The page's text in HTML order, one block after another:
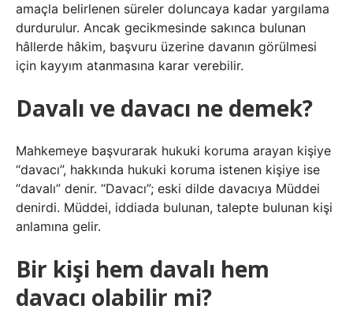
amaçla belirlenen süreler doluncaya kadar yargılama
durdurulur. Ancak gecikmesinde sakınca bulunan
hâllerde hâkim, başvuru üzerine davanın görülmesi
için kayyım atanmasına karar verebilir.
Davalı ve davacı ne demek?
Mahkemeye başvurarak hukuki koruma arayan kişiye
“davacı”, hakkında hukuki koruma istenen kişiye ise
“davalı” denir. “Davacı”; eski dilde davacıya Müddei
denirdi. Müddei, iddiada bulunan, talepte bulunan kişi
anlamına gelir.
Bir kişi hem davalı hem
davacı olabilir mi?